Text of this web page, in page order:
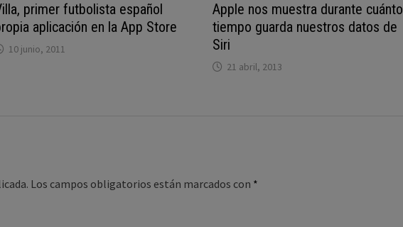
primer futbolista español
aplicación en la App Store
10 junio, 2011
Apple nos muestra durante cuánto
tiempo guarda nuestros datos de
Siri
21 abril, 2013
Los campos obligatorios están marcados con *